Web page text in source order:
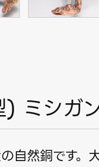
ミシガ
自然銅です。